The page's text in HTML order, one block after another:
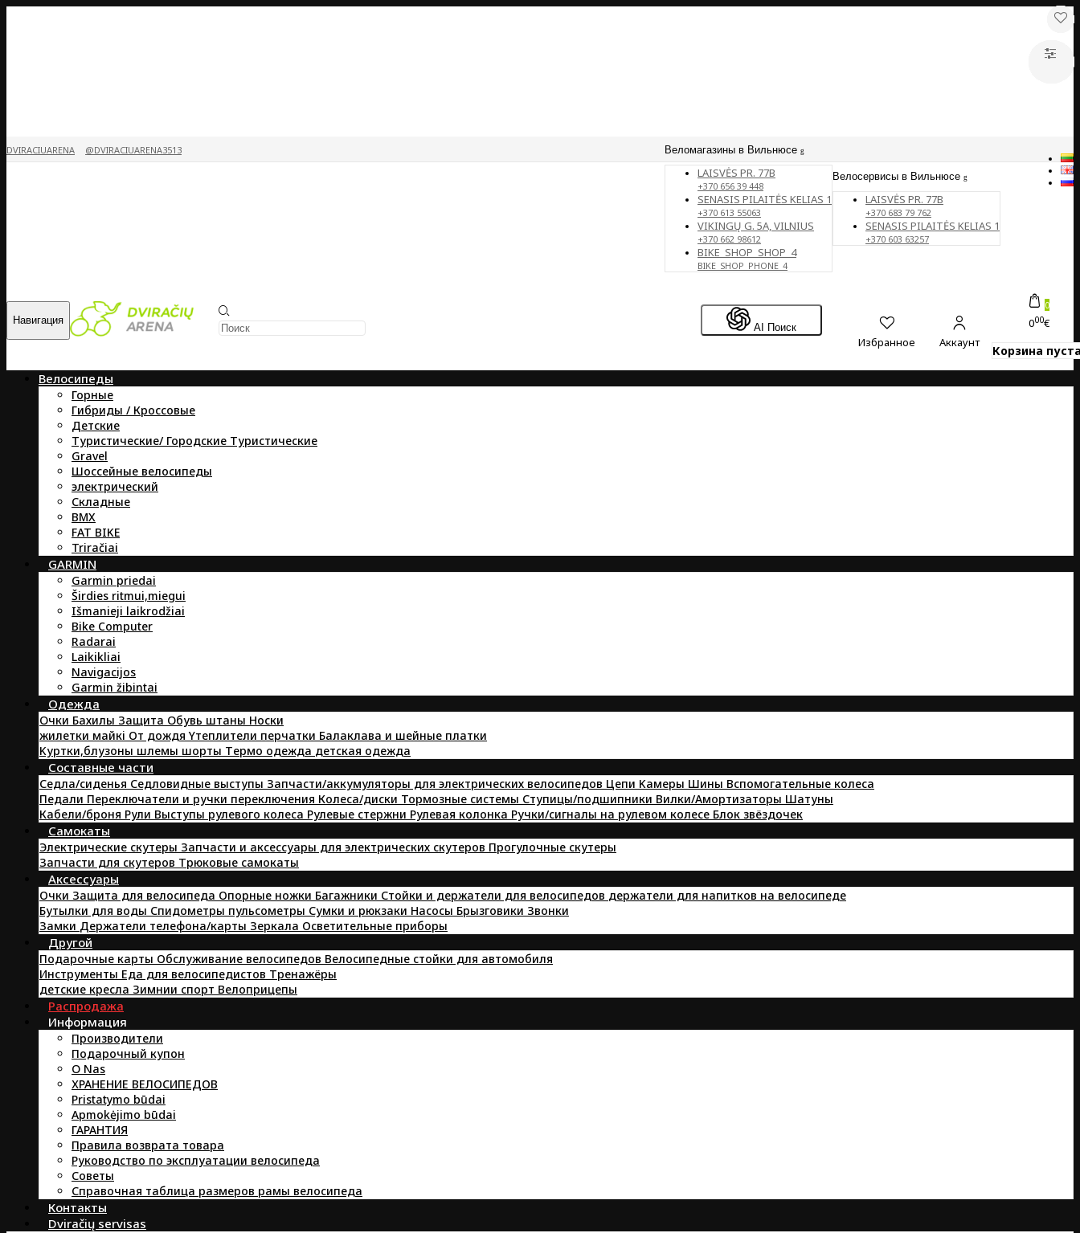
Веломагазины в Вильнюсе
LAISVĖS PR. 77B
+370 656 39 448
SENASIS PILAITĖS KELIAS 1
+370 613 55063
VIKINGŲ G. 5A, VILNIUS
+370 662 98612
BIKE_SHOP_SHOP_4
BIKE_SHOP_PHONE_4
Велосервисы в Вильнюсе
LAISVĖS PR. 77B
+370 683 79 762
SENASIS PILAITĖS KELIAS 1
+370 603 63257
DVIRACIUARENA @DVIRACIUARENA3513
Навигация
AI Поиск
Избранное Аккаунт
0
000€
Корзина
Велосипеды
Горные
Гибриды / Кроссовые
Детские
Туристические/ Городские Туристические
Gravel
Шоссейные велосипеды
электрический
Складные
BMX
FAT BIKE
Triračiai
GARMIN
Garmin priedai
Širdies ritmui,miegui
Išmanieji laikrodžiai
Bike Computer
Radarai
Laikikliai
Navigacijos
Garmin žibintai
Oдежда
Oчки Бахилы Защита Oбувь штаны Hоски
жилетки майкi От дождя Yтеплители перчатки Балаклава и шейные платки
Kуртки,блузоны шлемы шорты Tермо одежда детская одежда
Составные части
Седла/сиденья Седловидные выступы Запчасти/аккумуляторы для электрических велосипедов Цепи Kамеры Шины Вспомогательные колеса
Педали Переключатели и ручки переключения Колеса/диски Тормозные системы Ступицы/подшипники Вилки/Амортизаторы Шатуны
Кабели/броня Pули Выступы рулевого колеса Рулевые стержни Рулевая колонка Ручки/сигналы на рулевом колесе Блок звёздочек
Самокаты
Электрические скутеры Запчасти и аксессуары для электрических скутеров Прогулочные скутеры
Запчасти для скутеров Трюковые самокаты
Аксессуары
Очки Защита для велосипеда Опорные ножки Багажники Стойки и держатели для велосипедов держатели для напитков на велосипеде
Бутылки для воды Спидометры пульсометры Сумки и рюкзаки Насосы Брызговики Звонки
Замки Держатели телефона/карты Зеркала Осветительные приборы
Другой
Подарочные карты Обслуживание велосипедов Велосипедные стойки для автомобиля
Инструменты Еда для велосипедистов Tренажёры
детские кресла Зимнии спорт Велоприцепы
Распродажа
Информация
Производители
Подарочный купон
O Nas
ХРАНЕНИЕ ВЕЛОСИПЕДОВ
Pristatymo būdai
Apmokėjimo būdai
ГАРАНТИЯ
Правила возврата товара
Руководство по эксплуатации велосипеда
Советы
Справочная таблица размеров рамы велосипеда
Контакты
Dviračių servisas